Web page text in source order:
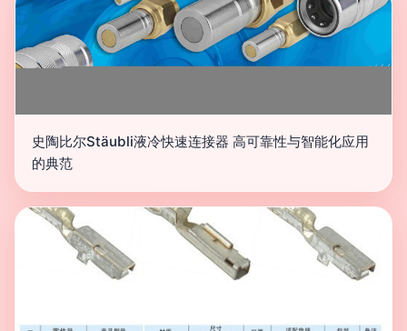
史陶比尔Stäubli液冷快速连接器 高可靠性与智能化应用
的典范